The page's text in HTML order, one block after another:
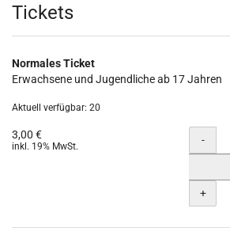
Produkte
Tickets
Normales Ticket
Erwachsene und Jugendliche ab 17 Jahren
Aktuell verfügbar: 20
3,00 €
inkl. 19% MwSt. Menge
-
+